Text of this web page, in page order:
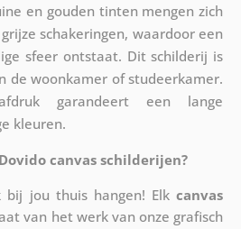
en gouden tinten mengen zich
schakeringen, waardoor een
sfeer ontstaat. Dit schilderij is
de woonkamer of studeerkamer.
garandeert een lange
kleuren.
canvas schilderijen?
bij jou thuis hangen! Elkcanvas
van het werk van onze grafisch